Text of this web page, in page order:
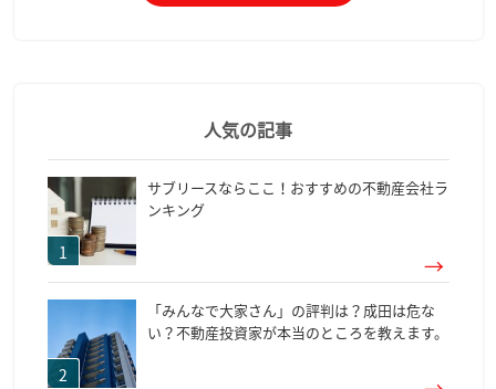
人気の記事
サブリースならここ！おすすめの不動産会社ラ
ンキング
「みんなで大家さん」の評判は？成田は危な
い？不動産投資家が本当のところを教えます。